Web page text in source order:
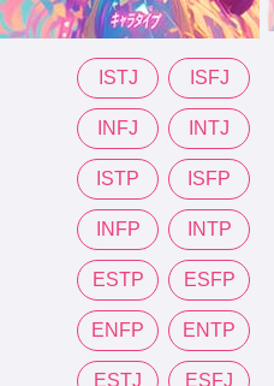
ISTJ ISFJ
INFJ INTJ
ISTP ISFP
INFP INTP
ESTP ESFP
ENFP ENTP
ESTJ ESFJ